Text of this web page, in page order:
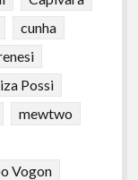
cunha
Possi
mewtwo
Vogon